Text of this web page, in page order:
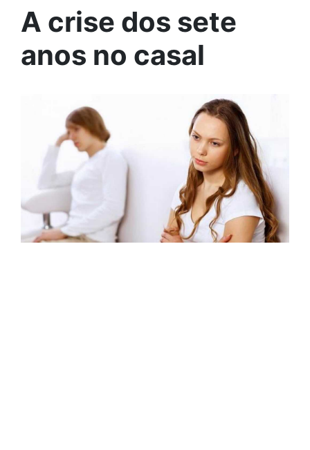
A crise dos sete
anos no casal